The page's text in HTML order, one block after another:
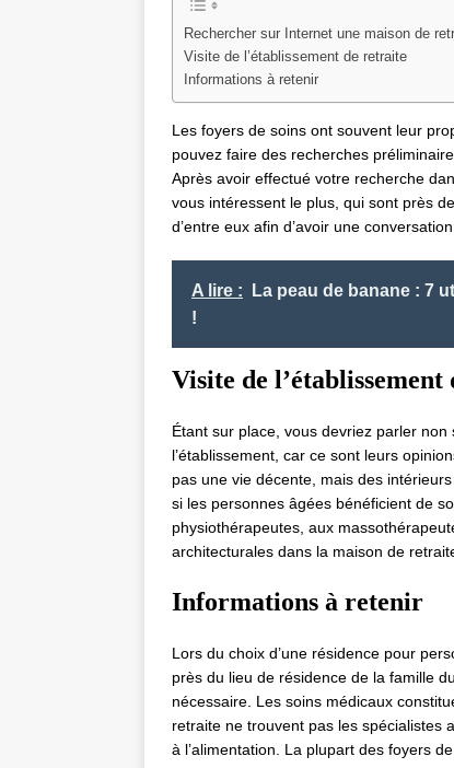
Rechercher sur Internet une maison de
Visite de l’établissement de retraite
Informations à retenir
Les foyers de soins ont souvent leur
pouvez faire des recherches
Après avoir effectué votre recherche
vous intéressent le plus, qui sont près
d’entre eux afin d’avoir une
A lire :
La peau de banane : 7
!
Visite de
Étant sur place, vous devriez parler
l’établissement, car ce sont leurs
pas une vie décente, mais des
si les personnes âgées bénéficient de
physiothérapeutes, aux
architecturales dans la maison de
Informations à retenir
Lors du choix d’une résidence pour
près du lieu de résidence de la famille
nécessaire. Les soins médicaux
retraite ne trouvent pas les spécialistes
à l’alimentation. La plupart des foyers